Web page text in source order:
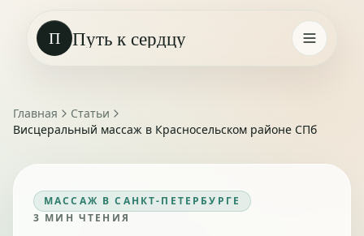
П Путь к сердцу
Главная
Статьи
Висцеральный массаж в Красносельском районе СПб
МАССАЖ В САНКТ-ПЕТЕРБУРГЕ
3 МИН ЧТЕНИЯ